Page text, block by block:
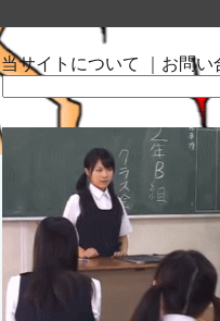
当サイトについて お問い
検
索: